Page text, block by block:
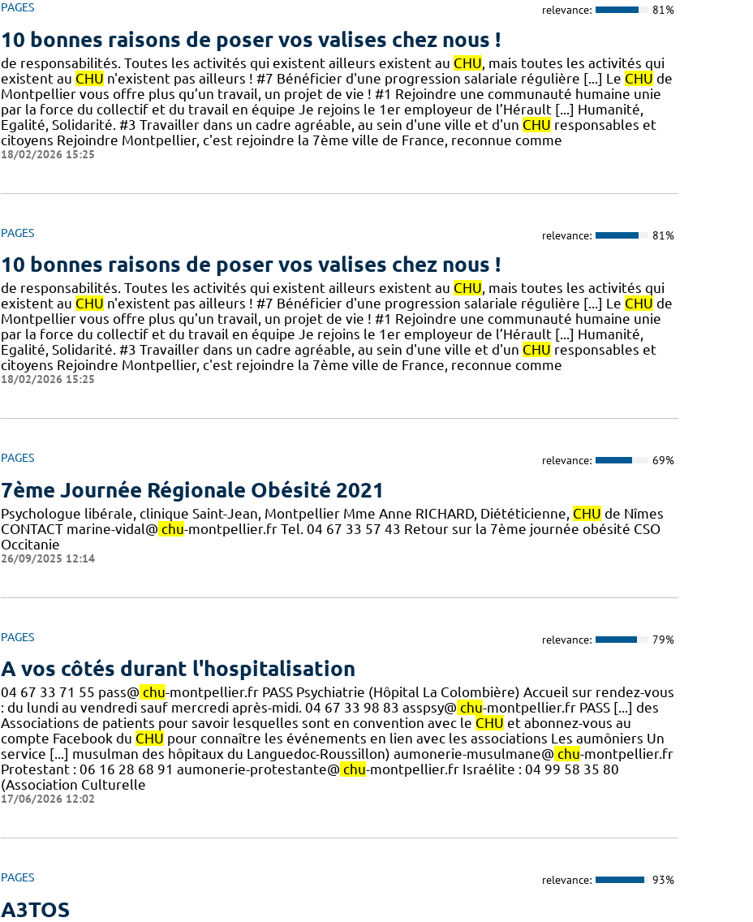
PAGES relevance: 81%
10 bonnes raisons de poser vos valises chez nous !
de responsabilités. Toutes les activités qui existent ailleurs existent au CHU, mais toutes les activités qui
existent au CHU n'existent pas ailleurs ! #7 Bénéficier d'une progression salariale régulière [...] Le CHU de
Montpellier vous offre plus qu’un travail, un projet de vie ! #1 Rejoindre une communauté humaine unie
par la force du collectif et du travail en équipe Je rejoins le 1er employeur de l’Hérault [...] Humanité,
Egalité, Solidarité. #3 Travailler dans un cadre agréable, au sein d'une ville et d'un CHU responsables et
citoyens Rejoindre Montpellier, c'est rejoindre la 7ème ville de France, reconnue comme
18/02/2026 15:25
PAGES relevance: 81%
10 bonnes raisons de poser vos valises chez nous !
de responsabilités. Toutes les activités qui existent ailleurs existent au CHU, mais toutes les activités qui
existent au CHU n'existent pas ailleurs ! #7 Bénéficier d'une progression salariale régulière [...] Le CHU de
Montpellier vous offre plus qu’un travail, un projet de vie ! #1 Rejoindre une communauté humaine unie
par la force du collectif et du travail en équipe Je rejoins le 1er employeur de l’Hérault [...] Humanité,
Egalité, Solidarité. #3 Travailler dans un cadre agréable, au sein d'une ville et d'un CHU responsables et
citoyens Rejoindre Montpellier, c'est rejoindre la 7ème ville de France, reconnue comme
18/02/2026 15:25
PAGES relevance: 69%
7ème Journée Régionale Obésité 2021
Psychologue libérale, clinique Saint-Jean, Montpellier Mme Anne RICHARD, Diététicienne, CHU de Nîmes
CONTACT marine-vidal@ chu-montpellier.fr Tel. 04 67 33 57 43 Retour sur la 7ème journée obésité CSO
Occitanie
26/09/2025 12:14
PAGES relevance: 79%
A vos côtés durant l'hospitalisation
04 67 33 71 55 pass@ chu-montpellier.fr PASS Psychiatrie (Hôpital La Colombière) Accueil sur rendez-vous
: du lundi au vendredi sauf mercredi après-midi. 04 67 33 98 83 asspsy@ chu-montpellier.fr PASS [...] des
Associations de patients pour savoir lesquelles sont en convention avec le CHU et abonnez-vous au
compte Facebook du CHU pour connaître les événements en lien avec les associations Les aumôniers Un
service [...] musulman des hôpitaux du Languedoc-Roussillon) aumonerie-musulmane@ chu-montpellier.fr
Protestant : 06 16 28 68 91 aumonerie-protestante@ chu-montpellier.fr Israélite : 04 99 58 35 80
(Association Culturelle
17/06/2026 12:02
PAGES relevance: 93%
A3TOS